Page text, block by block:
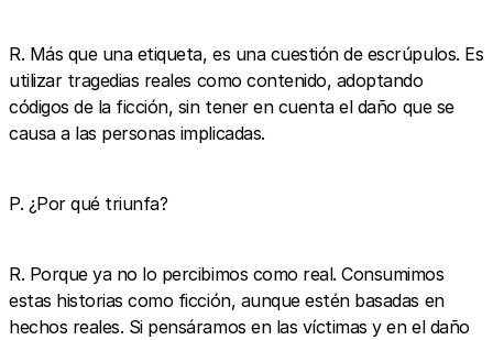
R. Más que una etiqueta, es una cuestión de escrúpulos. Es
utilizar tragedias reales como contenido, adoptando
códigos de la ficción, sin tener en cuenta el daño que se
causa a las personas implicadas.
P. ¿Por qué triunfa?
R. Porque ya no lo percibimos como real. Consumimos
estas historias como ficción, aunque estén basadas en
hechos reales. Si pensáramos en las víctimas y en el daño